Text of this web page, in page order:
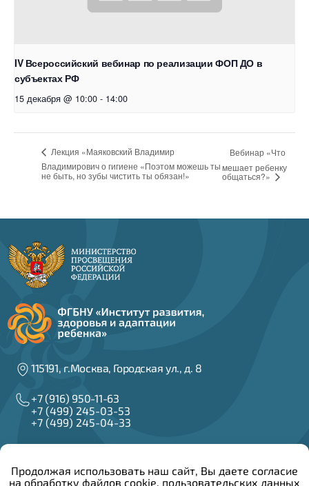
IV Всероссийский вебинар по реализации ФОП ДО в
субъектах РФ
15 декабря @ 10:00 - 14:00
Лекция «Маяковский Владимир
Владимирович о гигиене «Поэтом можешь ты
не быть, но зубы чистить ты обязан!»
Вебинар «Что
мешает ребенку
общаться?»
115191, г.Москва, Городская ул., д. 8
+7 (916) 950-11-63
+7 (499) 245-03-53
+7 (499) 245-04-33
info@irzar.ru
Продолжая использовать наш сайт, Вы даете согласие
на обработку файлов cookie, пользовательских данных